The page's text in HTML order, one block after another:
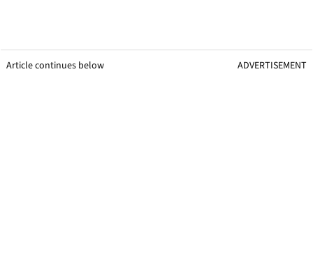
Article continues below ADVERTISEMENT